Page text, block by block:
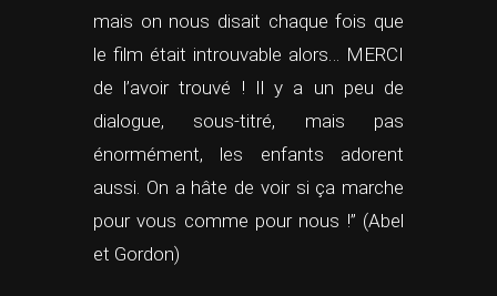
mais on nous disait chaque fois que
le film était introuvable alors… MERCI
de l’avoir trouvé ! Il y a un peu de
dialogue, sous-titré, mais pas
énormément, les enfants adorent
aussi. On a hâte de voir si ça marche
pour vous comme pour nous !” (Abel
et Gordon)